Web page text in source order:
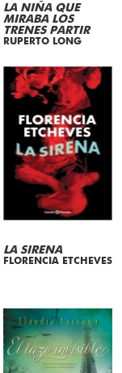
LA NIÑA QUE
MIRABA LOS
TRENES PARTIR
RUPERTO LONG
LA SIRENA
FLORENCIA ETCHEVES